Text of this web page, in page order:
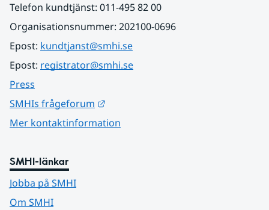
Telefon kundtjänst: 011-495 82 00
Organisationsnummer: 202100-0696
Epost: kundtjanst@smhi.se
Epost: registrator@smhi.se
Press
SMHIs frågeforum
Mer kontaktinformation
SMHI-länkar
Jobba på SMHI
Om SMHI